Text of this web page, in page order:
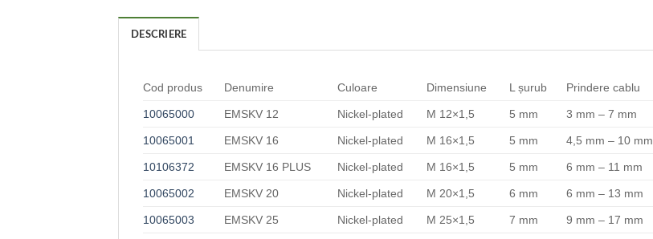
DESCRIERE
Cod produs Denumire Culoare Dimensiune L șurub Prindere cablu
10065000 EMSKV 12 Nickel-plated M 12×1,5 5 mm 3 mm – 7 mm
10065001 EMSKV 16 Nickel-plated M 16×1,5 5 mm 4,5 mm – 10 mm
10106372 EMSKV 16 PLUS Nickel-plated M 16×1,5 5 mm 6 mm – 11 mm
10065002 EMSKV 20 Nickel-plated M 20×1,5 6 mm 6 mm – 13 mm
10065003 EMSKV 25 Nickel-plated M 25×1,5 7 mm 9 mm – 17 mm